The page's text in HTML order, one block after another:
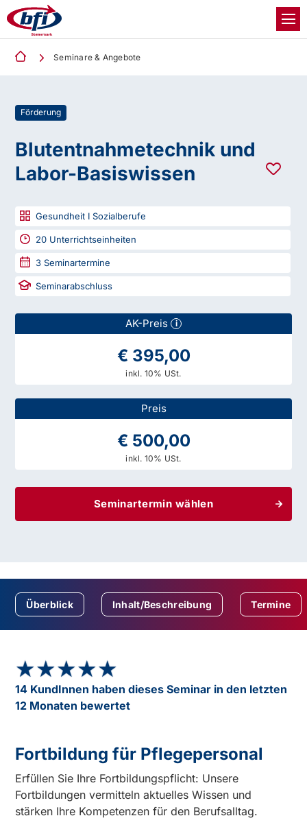
Seminare & Angebote
Förderung
Blutentnahmetechnik und
Labor-Basiswissen
Gesundheit I Sozialberufe
20 Unterrichtseinheiten
3 Seminartermine
Seminarabschluss
AK-Preis i
€ 395,00
inkl. 10% USt.
Preis
€ 500,00
inkl. 10% USt.
Seminartermin wählen
Überblick Inhalt/Beschreibung Termine
★★★★★
★★★★★
14 KundInnen haben dieses Seminar in den letzten
12 Monaten bewertet
Fortbildung für Pflegepersonal
Erfüllen Sie Ihre Fortbildungspflicht: Unsere
Fortbildungen vermitteln aktuelles Wissen und
stärken Ihre Kompetenzen für den Berufsalltag.